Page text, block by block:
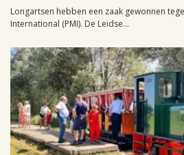
Longartsen hebben een zaak gewonnen
International (PMI). De Leidse...